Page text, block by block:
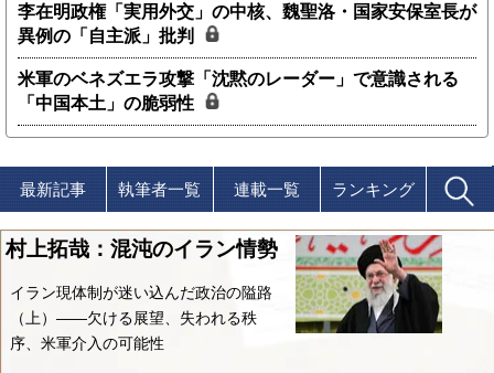
李在明政権「実用外交」の中核、魏聖洛・国家安保室長が
異例の「自主派」批判
米軍のベネズエラ攻撃「沈黙のレーダー」で意識される
「中国本土」の脆弱性
最新記事 執筆者一覧 連載一覧 ランキング
村上拓哉：混沌のイラン情勢
イラン現体制が迷い込んだ政治の隘路
（上）――欠ける展望、失われる秩
序、米軍介入の可能性